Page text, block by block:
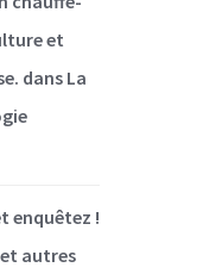
et
dans La
enquêtez !
autres